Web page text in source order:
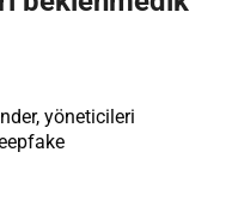
yöneticileri